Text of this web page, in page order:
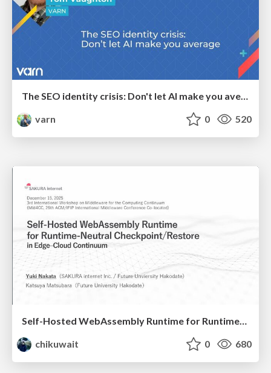
The SEO identity crisis: Don't let AI make you average
varn
0 520
Self-Hosted WebAssembly Runtime for Runtime-Neutral Checkpoint/Restore in Edge–Cloud Continuum
chikuwait
0 680